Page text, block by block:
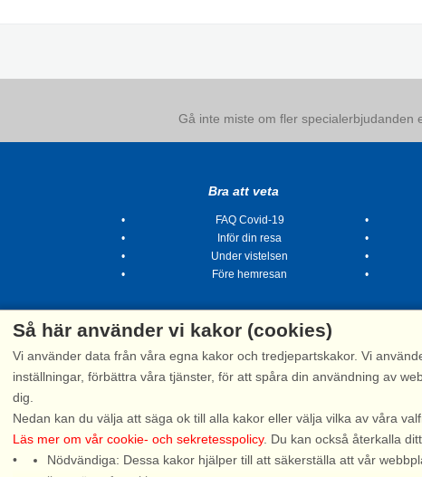
Gå inte miste om fler specialerbjudanden
Bra att veta
FAQ Covid-19
Inför din resa
Under vistelsen
Före hemresan
Så här använder vi kakor (cookies)
Vi använder data från våra egna kakor och tredjepartskakor. Vi
inställningar, förbättra våra tjänster, för att spåra din användning av
dig.
Nedan kan du välja att säga ok till alla kakor eller välja vilka av våra
Läs mer om vår cookie- och sekretesspolicy. Du kan också återkalla
Nödvändiga: Dessa kakor hjälper till att säkerställa att vår